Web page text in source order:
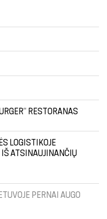
RESTORANAS
LOGISTIKOJE
IŠ ATSINAUJINANČIŲ
PERNAI AUGO